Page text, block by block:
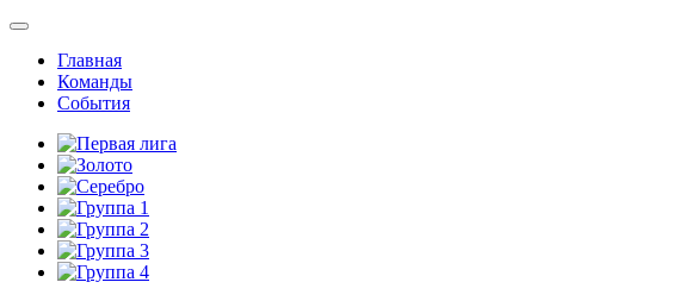
Главная
Команды
События